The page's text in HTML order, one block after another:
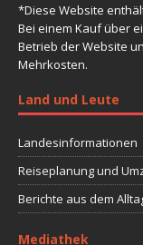
*Diese Website
Bei einem Kauf über
Betrieb der Website
Mehrkosten.
Land und Leute
Landesinformationen
Reiseplanung und
Berichte aus dem
Mediathek